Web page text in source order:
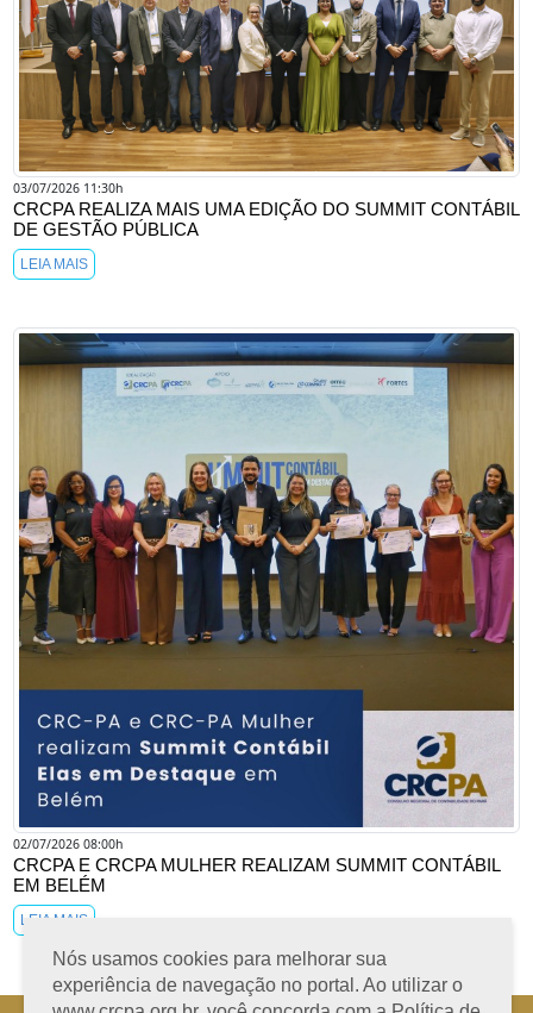
03/07/2026 11:30h
CRCPA REALIZA MAIS UMA EDIÇÃO DO SUMMIT CONTÁBIL
DE GESTÃO PÚBLICA
LEIA MAIS
02/07/2026 08:00h
CRCPA E CRCPA MULHER REALIZAM SUMMIT CONTÁBIL
EM BELÉM
LEIA MAIS
Nós usamos cookies para melhorar sua
experiência de navegação no portal. Ao utilizar o